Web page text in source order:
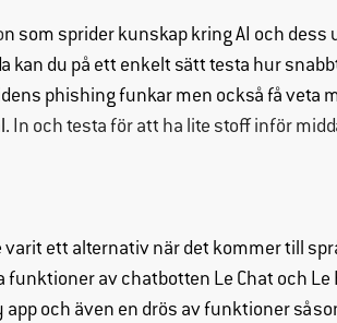
n som sprider kunskap kring AI och
kan du på ett enkelt sätt testa hur
phishing funkar men också få veta
In och testa för att ha lite stoff inför
varit ett alternativ när det kommer till
funktioner av chatbotten Le Chat och
och även en drös av funktioner
bra som
möjligt under
ditt besök.
Om du nekar
de här
från
hemsidan.